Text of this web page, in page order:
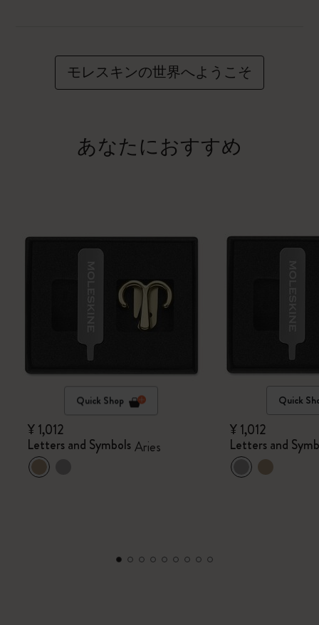
モレスキンの世界へようこそ
あなたにおすすめ
Quick Shop
¥ 1,012
Letters and Symbols Aries
Quick
¥ 1,012
Letters and